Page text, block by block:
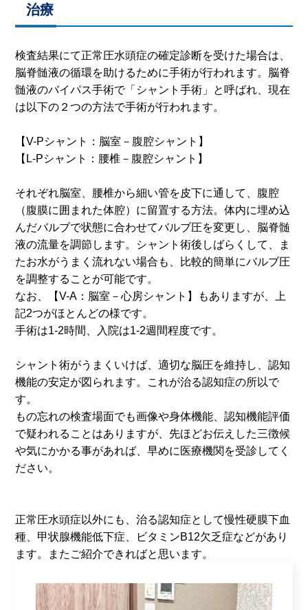
治療
検査結果にて正常圧水頭症の確定診断を受けた場合は、
脳脊髄液の循環を助けるために手術が行われます。脳脊
髄液のバイパス手術で「シャント手術」と呼ばれ、現在
は以下の２つの方法で手術が行われます。
【V-Pシャント：脳室－腹腔シャント】
【 L-Pシャント：腰椎－腹腔シャント】
それぞれ脳室、腰椎から細い管を皮下に通して、腹腔
（腹膜に囲まれた体腔）に留置する方法。体内に埋め込
んだバルブで状態に合わせてバルブ圧を変更し、脳脊髄
液の流量を調節します。シャント術後しばらくして、ま
たお水がうまく流れない場合も、比較的簡単にバルブ圧
を調整することが可能です。
なお、【V-A ：脳室－心房シャント】もありますが、上
記2つがほとんどの様です。
手術は1-2時間、入院は1-2週間程度です。
シャント術がうまくいけば、適切な脳圧を維持し、認知
機能の安定が図られます。これが治る認知症の所以で
す。
もの忘れの検査場面でも画像や身体機能、認知機能評価
で疑われることはありますが、先ほどお伝えした三徴候
や気にかかる事があれば、早めに医療機関を受診してく
ださい。
正常圧水頭症以外にも、治る認知症として慢性硬膜下血
種、甲状腺機能低下症、ビタミンB12欠乏症などがあり
ます。またご紹介できればと思います。